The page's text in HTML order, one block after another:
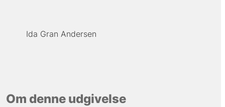
Ida Gran Andersen
Om denne udgivelse